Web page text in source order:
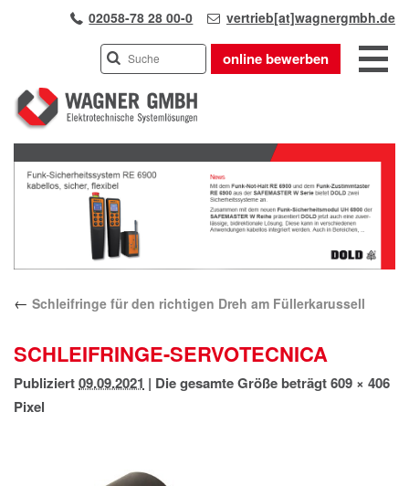
02058-78 28 00-0 vertrieb[at]wagnergmbh.de
online bewerben
INDUSTRIEVERTRETUNG
UNSER TEAM
WIR ÜBER UNS
KARRIERE
PRODUKTE
APPLIKATIONEN
KONTAKT
ANFAHRT
Previous
Next
← Schleifringe für den richtigen Dreh am Füllerkarussell
SCHLEIFRINGE-SERVOTECNICA
Publiziert09.09.2021 | Die gesamte Größe beträgt609 × 406
Pixel